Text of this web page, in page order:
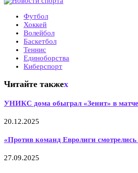
Футбол
Хоккей
Волейбол
Баскетбол
Теннис
Единоборства
Киберспорт
Читайте такжеx
УНИКС дома обыграл «Зенит» в
20.12.2025
«Против команд Евролиги
27.09.2025